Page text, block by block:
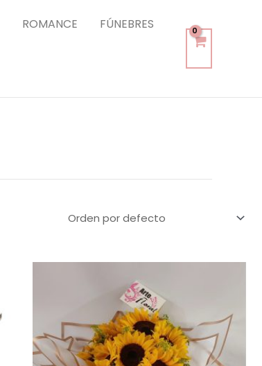
ROMANCE FÚNEBRES